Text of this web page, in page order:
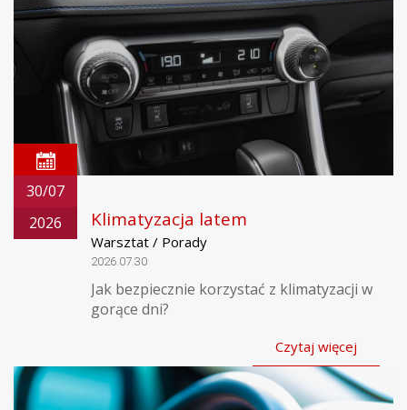
30/07
2026
Klimatyzacja latem
Warsztat / Porady
2026.07.30
Jak bezpiecznie korzystać z klimatyzacji w
gorące dni?
Czytaj więcej